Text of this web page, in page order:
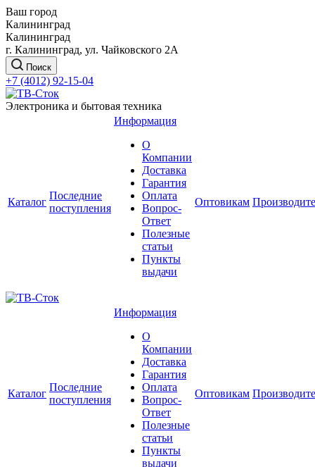
Ваш город
Калининград
Калининград
г. Калининград, ул. Чайковского 2А
Поиск
+7 (4012) 92-15-04
Электроника и бытовая техника
Каталог
Последние
поступления
Информация
О
Компании
Доставка
Гарантия
Оплата
Вопрос-
Ответ
Полезные
статьи
Пункты
выдачи
Оптовикам
Каталог
Последние
поступления
Информация
О
Компании
Доставка
Гарантия
Оплата
Вопрос-
Ответ
Полезные
статьи
Пункты
выдачи
Оптовикам